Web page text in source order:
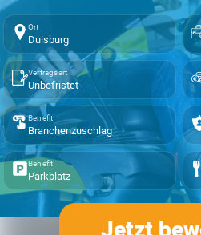
Ort
Duisburg
Vertragsart
Unbefristet
Benefit
Branchenzuschlag
Benefit
Parkplatz